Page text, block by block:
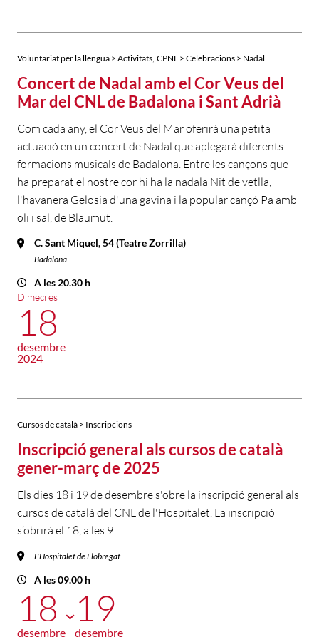
Voluntariat per la llengua > Activitats CPNL > Celebracions > Nadal
Concert de Nadal amb el Cor Veus del
Mar del CNL de Badalona i Sant Adrià
Com cada any, el Cor Veus del Mar oferirà una petita
actuació en un concert de Nadal que aplegarà diferents
formacions musicals de Badalona. Entre les cançons que
ha preparat el nostre cor hi ha la nadala Nit de vetlla,
l'havanera Gelosia d'una gavina i la popular cançó Pa amb
oli i sal, de Blaumut.
C. Sant Miquel, 54 (Teatre Zorrilla)
Badalona
A les 20.30 h
Dimecres
18
desembre
2024
Cursos de català > Inscripcions
Inscripció general als cursos de català
gener-març de 2025
Els dies 18 i 19 de desembre s'obre la inscripció general als
cursos de català del CNL de l'Hospitalet. La inscripció
s’obrirà el 18, a les 9.
L'Hospitalet de Llobregat
A les 09.00 h
18
desembre
19
desembre